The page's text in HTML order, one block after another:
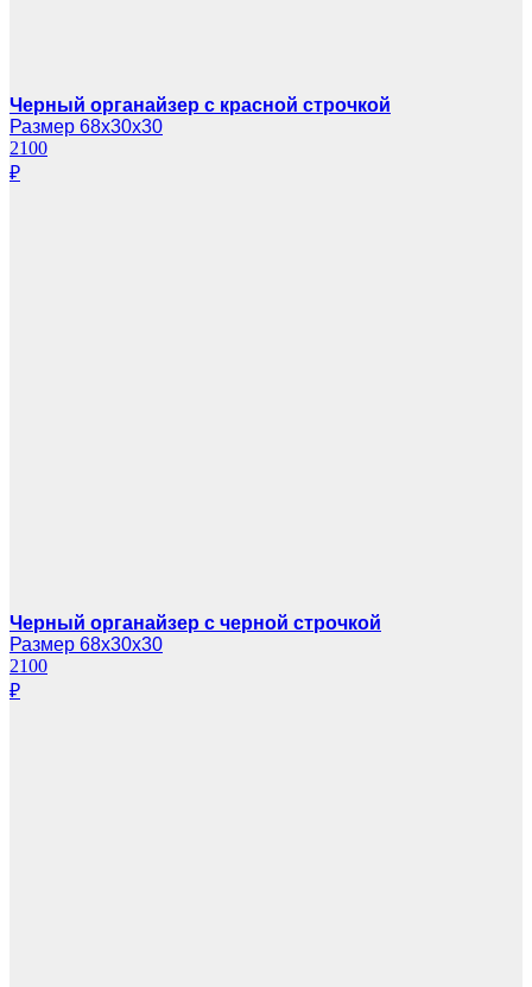
Черный органайзер с красной строчкой
Размер 68х30х30
2100
₽
Черный органайзер с черной строчкой
Размер 68х30х30
2100
₽